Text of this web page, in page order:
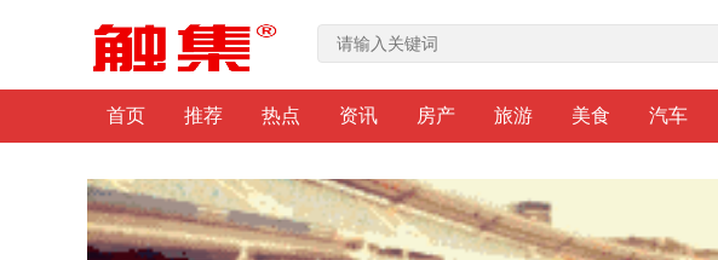
首页 推荐 热点 资讯 房产 旅游 美食 汽车